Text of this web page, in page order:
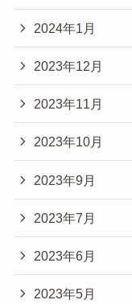
2024年1月
2023年12月
2023年11月
2023年10月
2023年9月
2023年7月
2023年6月
2023年5月